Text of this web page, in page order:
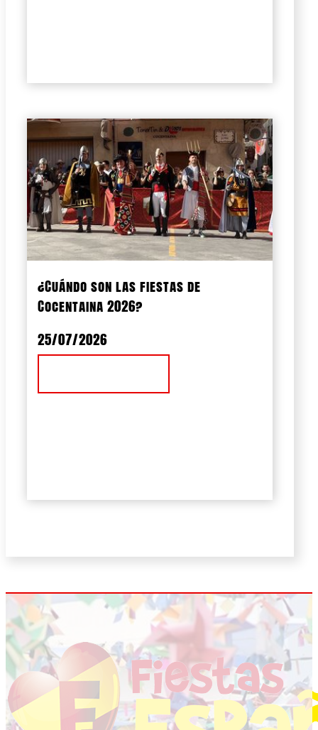
¿Cuándo son las fiestas de
Cocentaina 2026?
25/07/2026